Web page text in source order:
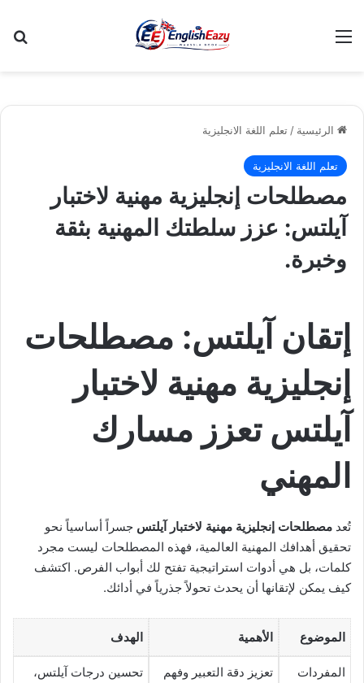
القائمة
الرئيسية / تعلم اللغة الانجليزية
تعلم اللغة الانجليزية
مصطلحات إنجليزية مهنية لاختبار
آيلتس: عزز سلطتك المهنية بثقة
وخبرة.
إتقان آيلتس: مصطلحات
إنجليزية مهنية لاختبار
آيلتس تعزز مسارك
المهني
تُعد مصطلحات إنجليزية مهنية لاختبار آيلتس جسراً أساسياً نحو
تحقيق أهدافك المهنية العالمية، فهذه المصطلحات ليست مجرد
كلمات، بل هي أدوات استراتيجية تفتح لك أبواب الفرص. اكتشف
كيف يمكن لإتقانها أن يحدث تحولاً جذرياً في أدائك.
الموضوع الأهمية الهدف
المفردات
تعزيز دقة التعبير وفهم
تحسين درجات آيلتس،